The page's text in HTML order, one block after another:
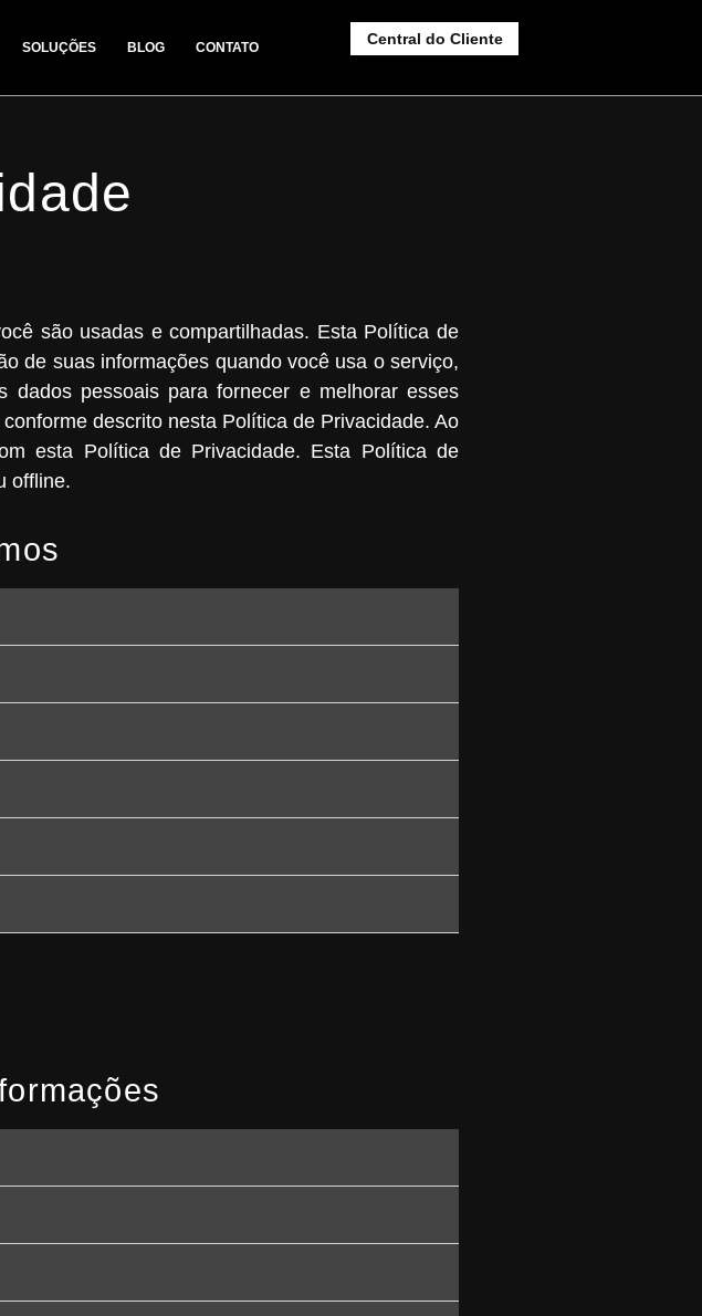
SOLUÇÕES BLOG CONTATO Central do Cliente
são usadas e compartilhadas. Esta Política de
de suas informações quando você usa o serviço,
pessoais para fornecer e melhorar esses
descrito nesta Política de Privacidade. Ao
esta Política de Privacidade. Esta Política de
offline.